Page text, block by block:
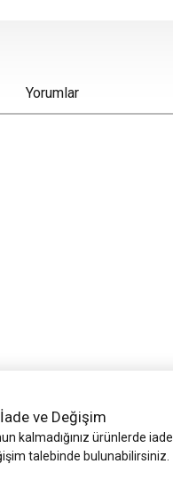
Yorumlar
ve Değişim
kalmadığınız ürünlerde iade
talebinde bulunabilirsiniz.